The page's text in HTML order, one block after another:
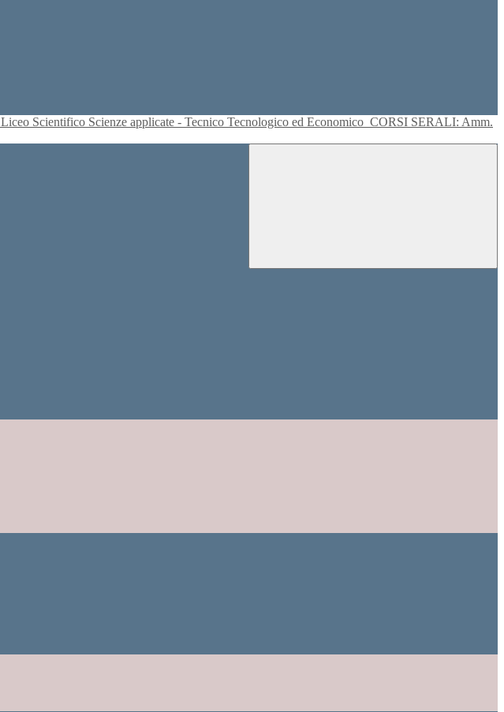
Liceo Scientifico Scienze applicate - Tecnico Tecnologico ed Economico CORSI SERALI: Amm.